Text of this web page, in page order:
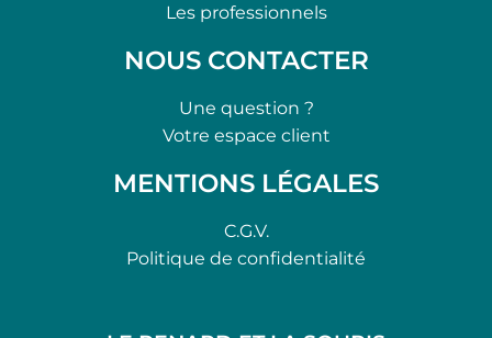
Les professionnels
NOUS CONTACTER
Une question ?
Votre espace client
MENTIONS LÉGALES
C.G.V.
Politique de confidentialité